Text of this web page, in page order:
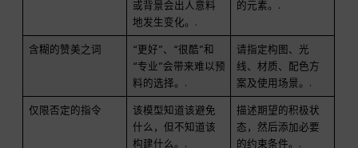
或背景会出人意料
地发生变化。.
的元素。.
含糊的赞美之词
“更好”、“很酷”和
“专业”会带来难以预
料的选择。.
请指定构图、光
线、材质、配色方
案及使用场景。.
仅限否定的指令
该模型知道该避免
什么，但不知道该
构建什么。.
描述期望的积极状
态，然后添加必要
的约束条件。.